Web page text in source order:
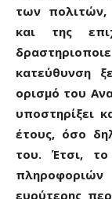
των
και της
κατεύθυνση
ορισμό του
υποστηρίξει
έτους, όσο
του. Έτσι,
ευρύτερης